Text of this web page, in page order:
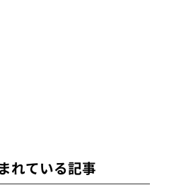
れている記事